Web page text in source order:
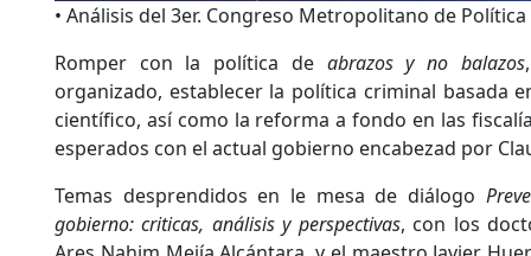
• Análisis del 3er. Congreso Metropolitano de
Romper con la política de abrazos y no balazos
organizado, establecer la política criminal basada
científico, así como la reforma a fondo en las
esperados con el actual gobierno encabezad por
Temas desprendidos en le mesa de diálogo
gobierno: criticas, análisis y perspectivas, con los